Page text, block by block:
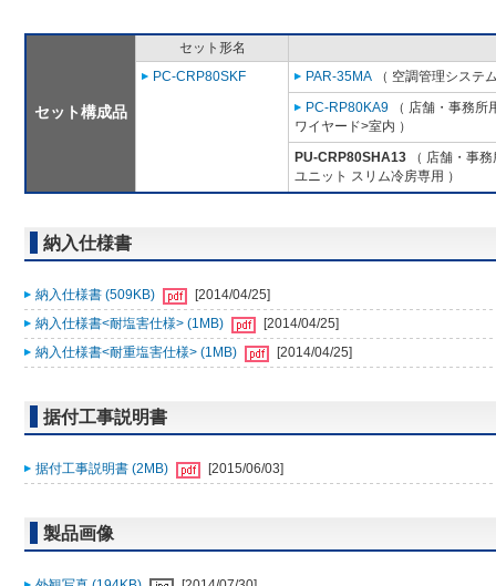
セット構成品
セット形名
PC-CRP80SKF
PAR-35MA （ 空調管理システ
PC-RP80KA9 （ 店舗・事務所
ワイヤード>室内 ）
PU-CRP80SHA13 （ 店舗・事
ユニット スリム冷房専用 ）
納入仕様書
納入仕様書 (509KB)
[2014/04/25]
納入仕様書<耐塩害仕様> (1MB)
[2014/04/25]
納入仕様書<耐重塩害仕様> (1MB)
[2014/04/25]
据付工事説明書
据付工事説明書 (2MB) [2015/06/03]
製品画像